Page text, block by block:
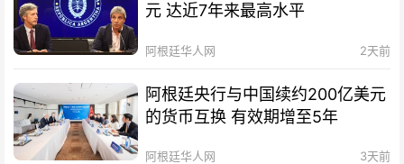
元 达近7年来最高水平
阿根廷华人网 2天前
阿根廷央行与中国续约200亿美元
的货币互换 有效期增至5年
阿根廷华人网 3天前